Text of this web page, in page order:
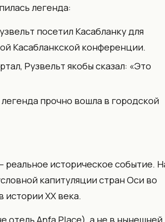
легенда:
посетил Касабланку для
Касабланкской конференции.
Рузвельт якобы сказал: «Это
прочно вошла в городской
реальное историческое событие.
капитуляции стран Оси во
XX века.
отель Anfa Place), а не в нынешней